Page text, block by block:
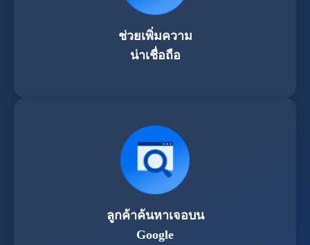
ช่วยเพิ่มความ
น่าเชื่อถือ
ลูกค้าค้นหาเจอบน
Google